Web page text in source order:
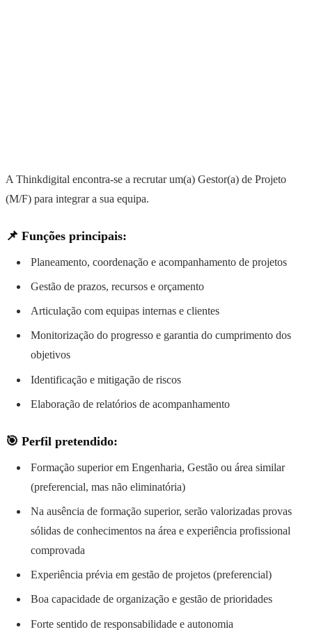
A Thinkdigital encontra-se a recrutar um(a) Gestor(a) de Projeto
(M/F) para integrar a sua equipa.
📌 Funções principais:
Planeamento, coordenação e acompanhamento de projetos
Gestão de prazos, recursos e orçamento
Articulação com equipas internas e clientes
Monitorização do progresso e garantia do cumprimento dos
objetivos
Identificação e mitigação de riscos
Elaboração de relatórios de acompanhamento
🎯 Perfil pretendido:
Formação superior em Engenharia, Gestão ou área similar
(preferencial, mas não eliminatória)
Na ausência de formação superior, serão valorizadas provas
sólidas de conhecimentos na área e experiência profissional
comprovada
Experiência prévia em gestão de projetos (preferencial)
Boa capacidade de organização e gestão de prioridades
Forte sentido de responsabilidade e autonomia